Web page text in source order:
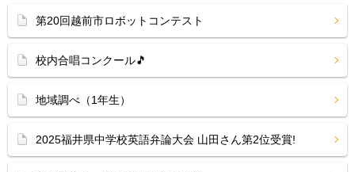
第20回越前市ロボットコンテスト
校内合唱コンクール🎵
地域調べ（1年生）
2025福井県中学校英語弁論大会 山田さん第2位受賞!